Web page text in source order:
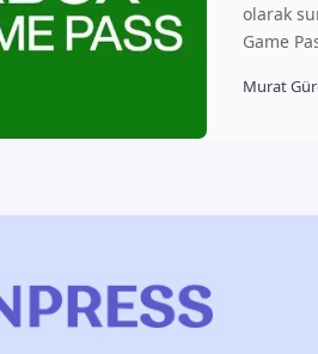
olarak
Game
Murat